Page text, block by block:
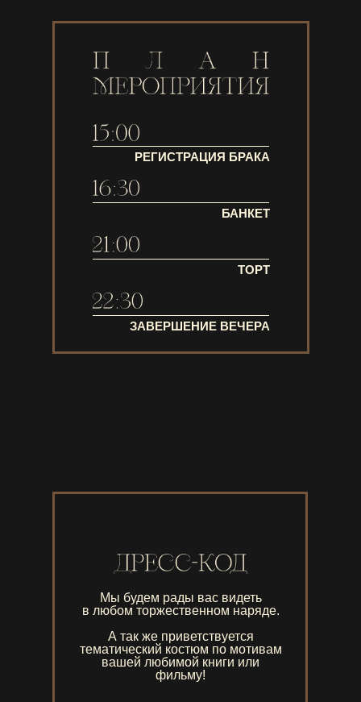
Мы будем рады вас видеть
в любом торжественном наряде.
А так же приветствуется
тематический костюм по мотивам
вашей любимой книги или
фильму!
ТОРТ
ЗАВЕРШЕНИЕ ВЕЧЕРА
БАНКЕТ
РЕГИСТРАЦИЯ БРАКА